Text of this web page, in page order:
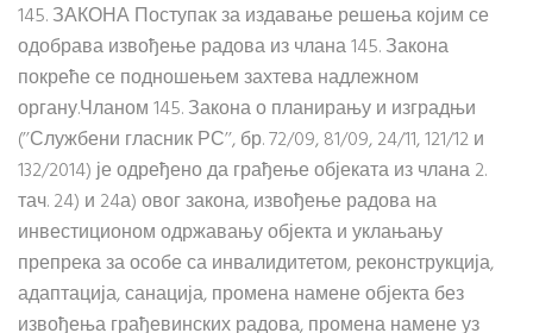
145. ЗАКОНА Поступак за издавање решења којим се
одобрава извођење радова из члана 145. Закона
покреће се подношењем захтева надлежном
органу.Чланом 145. Закона о планирању и изградњи
(’’Службени гласник РС’’, бр. 72/09, 81/09, 24/11, 121/12 и
132/2014) је одређено да грађење објеката из члана 2.
тач. 24) и 24а) овог закона, извођење радова на
инвестиционом одржавању објекта и уклањању
препрека за особе са инвалидитетом, реконструкција,
адаптација, санација, промена намене објекта без
извођења грађевинских радова, промена намене уз